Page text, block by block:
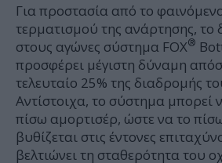
Για προστασία από το
τερματισμού της ανάρτησης, το
στους αγώνες σύστημα FOX®
προσφέρει μέγιστη δύναμη
τελευταίο 25% της διαδρομής
Αντίστοιχα, το σύστημα μπορεί
πίσω αμορτισέρ, ώστε να το
βυθίζεται στις έντονες
βελτιώνει τη σταθερότητα του